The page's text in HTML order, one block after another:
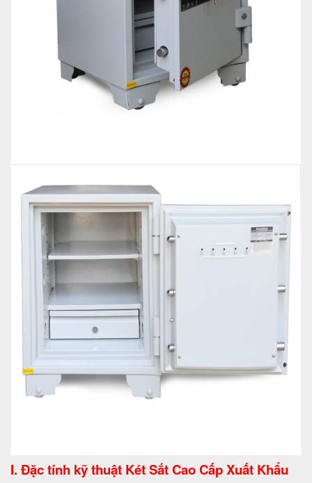
I. Đặc tính kỹ thuật Két Sắt Cao Cấp Xuất Khẩu